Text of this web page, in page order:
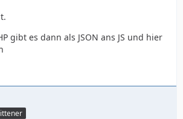
gibt es dann als JSON ans JS und hier